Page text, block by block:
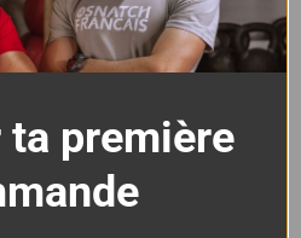
Cross
ta première